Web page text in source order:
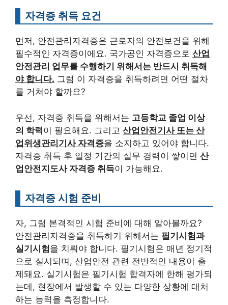
자격증 취득 요건
먼저, 안전관리자격증은 근로자의 안전보건을 위해
필수적인 자격증이에요. 국가공인 자격증으로 산업
안전관리 업무를 수행하기 위해서는 반드시 취득해
야 합니다. 그럼 이 자격증을 취득하려면 어떤 절차
를 거쳐야 할까요?
우선, 자격증 취득을 위해서는 고등학교 졸업 이상
의 학력이 필요해요. 그리고 산업안전기사 또는 산
업위생관리기사 자격증을 소지하고 있어야 합니다.
자격증 취득 후 일정 기간의 실무 경력이 쌓이면 산
업안전지도사 자격증 취득이 가능해요.
자격증 시험 준비
자, 그럼 본격적인 시험 준비에 대해 알아볼까요?
안전관리자격증을 취득하기 위해서는 필기시험과
실기시험을 치뤄야 합니다. 필기시험은 매년 정기적
으로 실시되며, 산업안전 관련 전반적인 내용이 출
제돼요. 실기시험은 필기시험 합격자에 한해 평가되
는데, 현장에서 발생할 수 있는 다양한 상황에 대처
하는 능력을 측정합니다.